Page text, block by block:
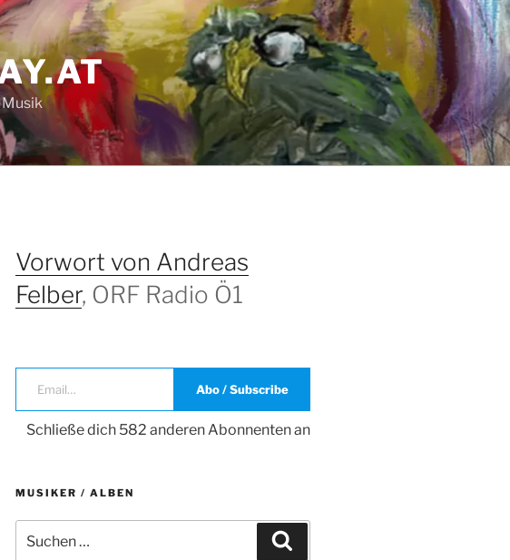
Musik
Vorwort von Andreas
Felber, ORF Radio Ö1
Email…
Abo / Subscribe
Schließe dich 582 anderen Abonnenten an
MUSIKER / ALBEN
nach: